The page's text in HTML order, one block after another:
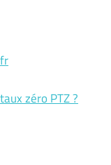
zéro PTZ ?